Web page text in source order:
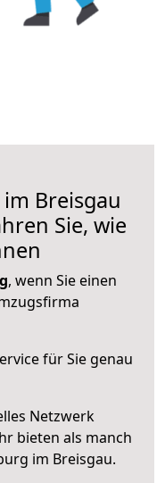
Breisgau
Sie, wie
, wenn Sie einen
für Sie genau
Netzwerk
bieten als manch
im Breisgau.